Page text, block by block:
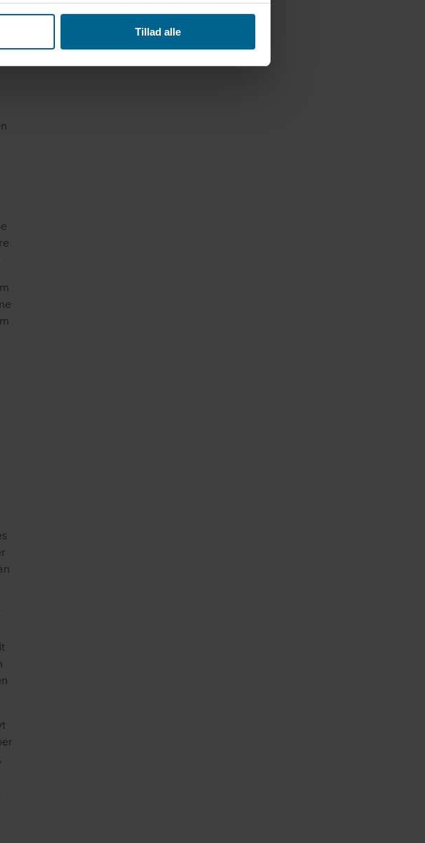
længe hver enkelt cookie gemmes på dit
bruge cookies og dermed behandle oplysninger
på cookie-ikonet nederst på webstedet. Læs
af personoplysninger i vores
for dine personoplysninger.
Tillad alle